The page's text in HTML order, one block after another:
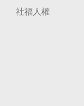
社福人權